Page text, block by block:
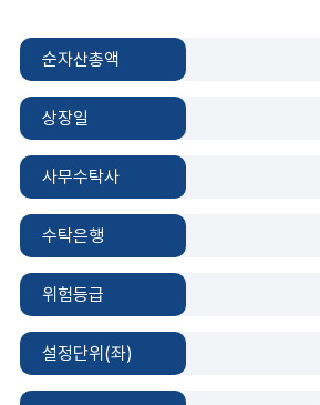
순자산총액
상장일
사무수탁사
수탁은행
위험등급
설정단위(좌)